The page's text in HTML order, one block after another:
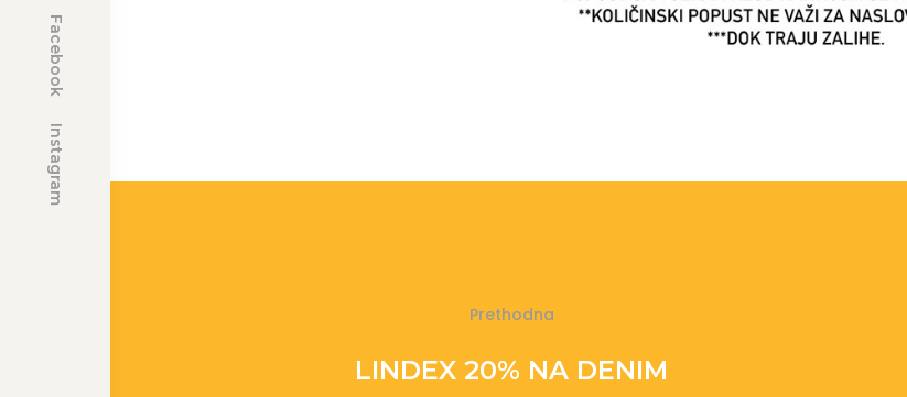
Facebook
Instagram
Prethodna
LINDEX 20% NA DENIM